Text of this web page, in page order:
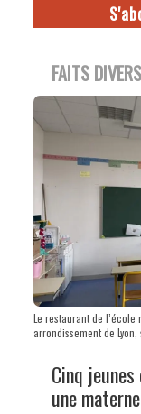
FAITS DIVERS
Le restaurant de
arrondissement de
Cinq
une